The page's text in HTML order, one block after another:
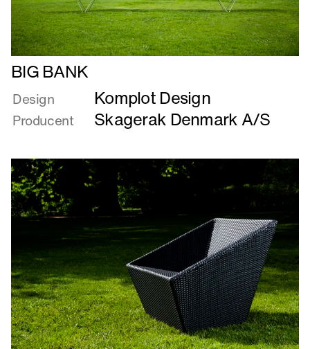
Læs
mere
om
BIG
BANK
BIG BANK
Design Komplot Design
Producent Skagerak Denmark A/S